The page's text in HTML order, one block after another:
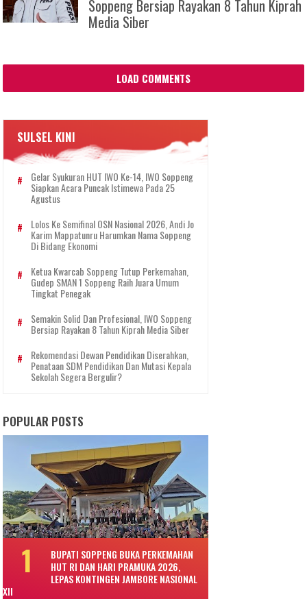
Soppeng Bersiap Rayakan 8 Tahun Kiprah
Media Siber
LOAD COMMENTS
SULSEL KINI
Gelar Syukuran HUT IWO Ke-14, IWO Soppeng
Siapkan Acara Puncak Istimewa Pada 25
Agustus
Lolos Ke Semifinal OSN Nasional 2026, Andi Jo
Karim Mappatunru Harumkan Nama Soppeng
Di Bidang Ekonomi
Ketua Kwarcab Soppeng Tutup Perkemahan,
Gudep SMAN 1 Soppeng Raih Juara Umum
Tingkat Penegak
Semakin Solid Dan Profesional, IWO Soppeng
Bersiap Rayakan 8 Tahun Kiprah Media Siber
Rekomendasi Dewan Pendidikan Diserahkan,
Penataan SDM Pendidikan Dan Mutasi Kepala
Sekolah Segera Bergulir?
POPULAR POSTS
BUPATI SOPPENG BUKA PERKEMAHAN
HUT RI DAN HARI PRAMUKA 2026,
LEPAS KONTINGEN JAMBORE NASIONAL
XII